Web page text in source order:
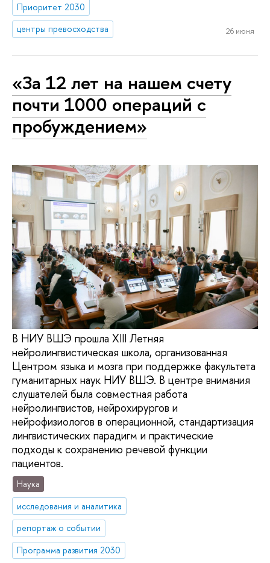
Приоритет 2030
центры превосходства
26 июня
«За 12 лет на нашем счету
почти 1000 операций с
пробуждением»
В НИУ ВШЭ прошла XIII Летняя
нейролингвистическая школа, организованная
Центром языка и мозга при поддержке факультета
гуманитарных наук НИУ ВШЭ. В центре внимания
слушателей была совместная работа
нейролингвистов, нейрохирургов и
нейрофизиологов в операционной, стандартизация
лингвистических парадигм и практические
подходы к сохранению речевой функции
пациентов.
Наука
исследования и аналитика
репортаж о событии
Программа развития 2030